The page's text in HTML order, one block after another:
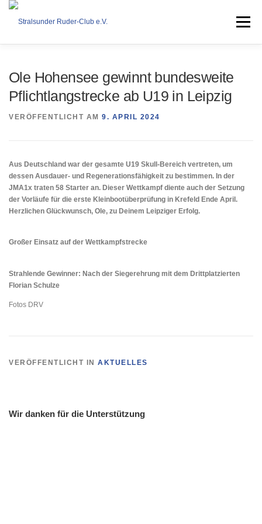
Zum
Menü
Ole Hohensee gewinnt bundesweite
Pflichtlangstrecke ab U19 in Leipzig
VERÖFFENTLICHT AM 9. APRIL 2024
Aus Deutschland war der gesamte U19 Skull-Bereich vertreten, um
dessen Ausdauer- und Regenerationsfähigkeit zu bestimmen. In der
JMA1x traten 58 Starter an. Dieser Wettkampf diente auch der Setzung
der Vorläufe für die erste Kleinbootüberprüfung in Krefeld Ende April.
Herzlichen Glückwunsch, Ole, zu Deinem Leipziger Erfolg.
Großer Einsatz auf der Wettkampfstrecke
Strahlende Gewinner: Nach der Siegerehrung mit dem Drittplatzierten
Florian Schulze
Fotos DRV
VERÖFFENTLICHT IN AKTUELLES
Wir danken für die Unterstützung